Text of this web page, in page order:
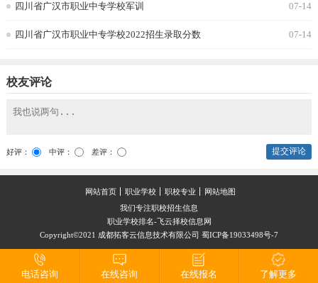
四川省广汉市职业中专学校军训 07-14
四川省广汉市职业中专学校2022招生录取分数 07-14
校友评论
好评： 中评： 差评： 提交评论
网站首页 职业学校 职校专业
网站地图
我们专注职校招生信息
职业学校排名-飞云择校信息网
Copyright©2021 成都拓客云信息技术有限公司 蜀ICP备19033498号-7
电话咨询 在线咨询 在线报名 了解更多